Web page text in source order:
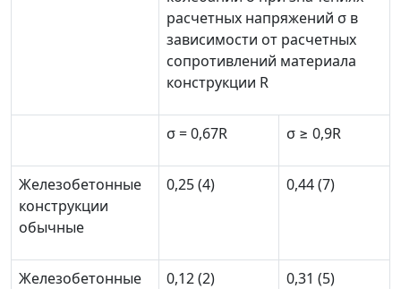
расчетных напряжений σ в
зависимости от расчетных
сопротивлений материала
конструкции R
σ= 0,67R σ ≥ 0,9R
Железобетонные
конструкции
обычные
0,25 (4) 0,44 (7)
Железобетонные
0,12 (2) 0,31 (5)